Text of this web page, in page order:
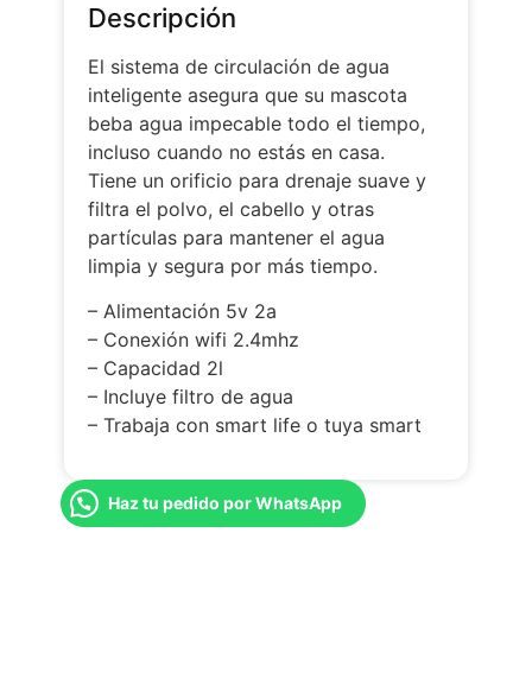
Descripción
El sistema de circulación de agua
inteligente asegura que su mascota
beba agua impecable todo el tiempo,
incluso cuando no estás en casa.
Tiene un orificio para drenaje suave y
filtra el polvo, el cabello y otras
partículas para mantener el agua
limpia y segura por más tiempo.
– Alimentación 5v 2a
– Conexión wifi 2.4mhz
– Capacidad 2l
– Incluye filtro de agua
– Trabaja con smart life o tuya smart
Haz tu pedido por WhatsApp